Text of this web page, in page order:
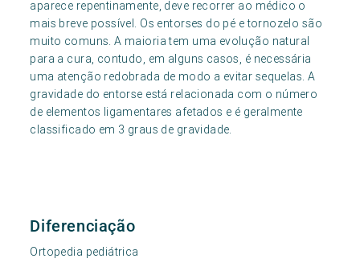
aparece repentinamente, deve recorrer ao médico o
mais breve possível. Os entorses do pé e tornozelo são
muito comuns. A maioria tem uma evolução natural
para a cura, contudo, em alguns casos, é necessária
uma atenção redobrada de modo a evitar sequelas. A
gravidade do entorse está relacionada com o número
de elementos ligamentares afetados e é geralmente
classificado em 3 graus de gravidade.
Diferenciação
Ortopedia pediátrica